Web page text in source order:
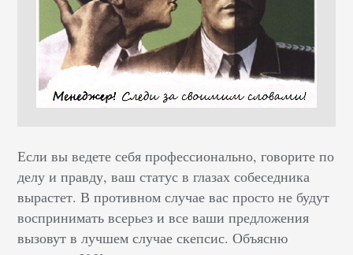
Если вы ведете себя профессионально, говорите по
делу и правду, ваш статус в глазах собеседника
вырастет. В противном случае вас просто не будут
воспринимать всерьез и все ваши предложения
вызовут в лучшем случае скепсис. Объясню